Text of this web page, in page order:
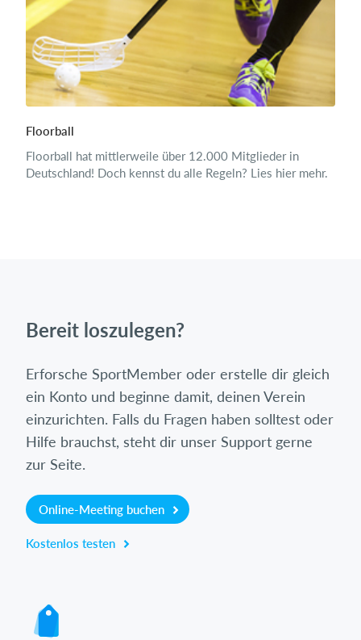
Floorball
Floorball hat mittlerweile über 12.000 Mitglieder in
Deutschland! Doch kennst du alle Regeln? Lies hier mehr.
Bereit loszulegen?
Erforsche SportMember oder erstelle dir gleich
ein Konto und beginne damit, deinen Verein
einzurichten. Falls du Fragen haben solltest oder
Hilfe brauchst, steht dir unser Support gerne
zur Seite.
Online-Meeting buchen
Kostenlos testen